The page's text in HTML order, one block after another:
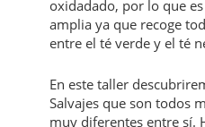
oxidadado, por lo que
amplia ya que recoge
entre el té verde y el té
En este taller
Salvajes que son todos
muy diferentes entre sí.